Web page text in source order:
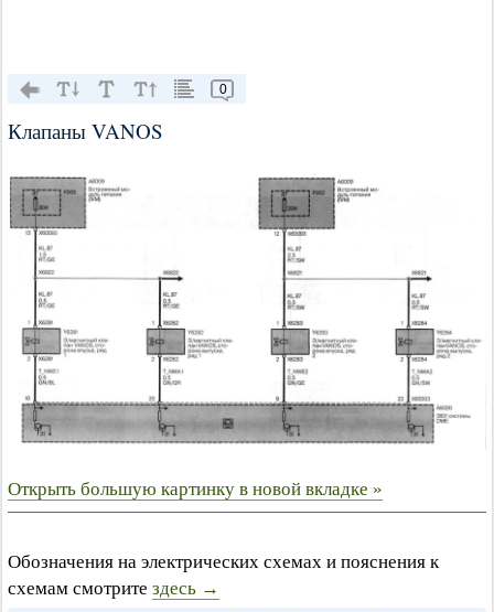
0
Клапаны VANOS
Открыть большую картинку в новой вкладке »
Обозначения на электрических схемах и пояснения к
схемам смотрите здесь →